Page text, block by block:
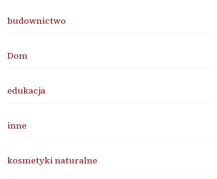
budownictwo
Dom
edukacja
inne
kosmetyki naturalne